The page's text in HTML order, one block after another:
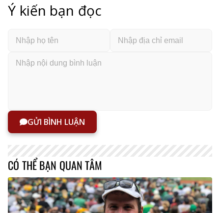
Ý kiến bạn đọc
GỬI BÌNH LUẬN
CÓ THỂ BẠN QUAN TÂM